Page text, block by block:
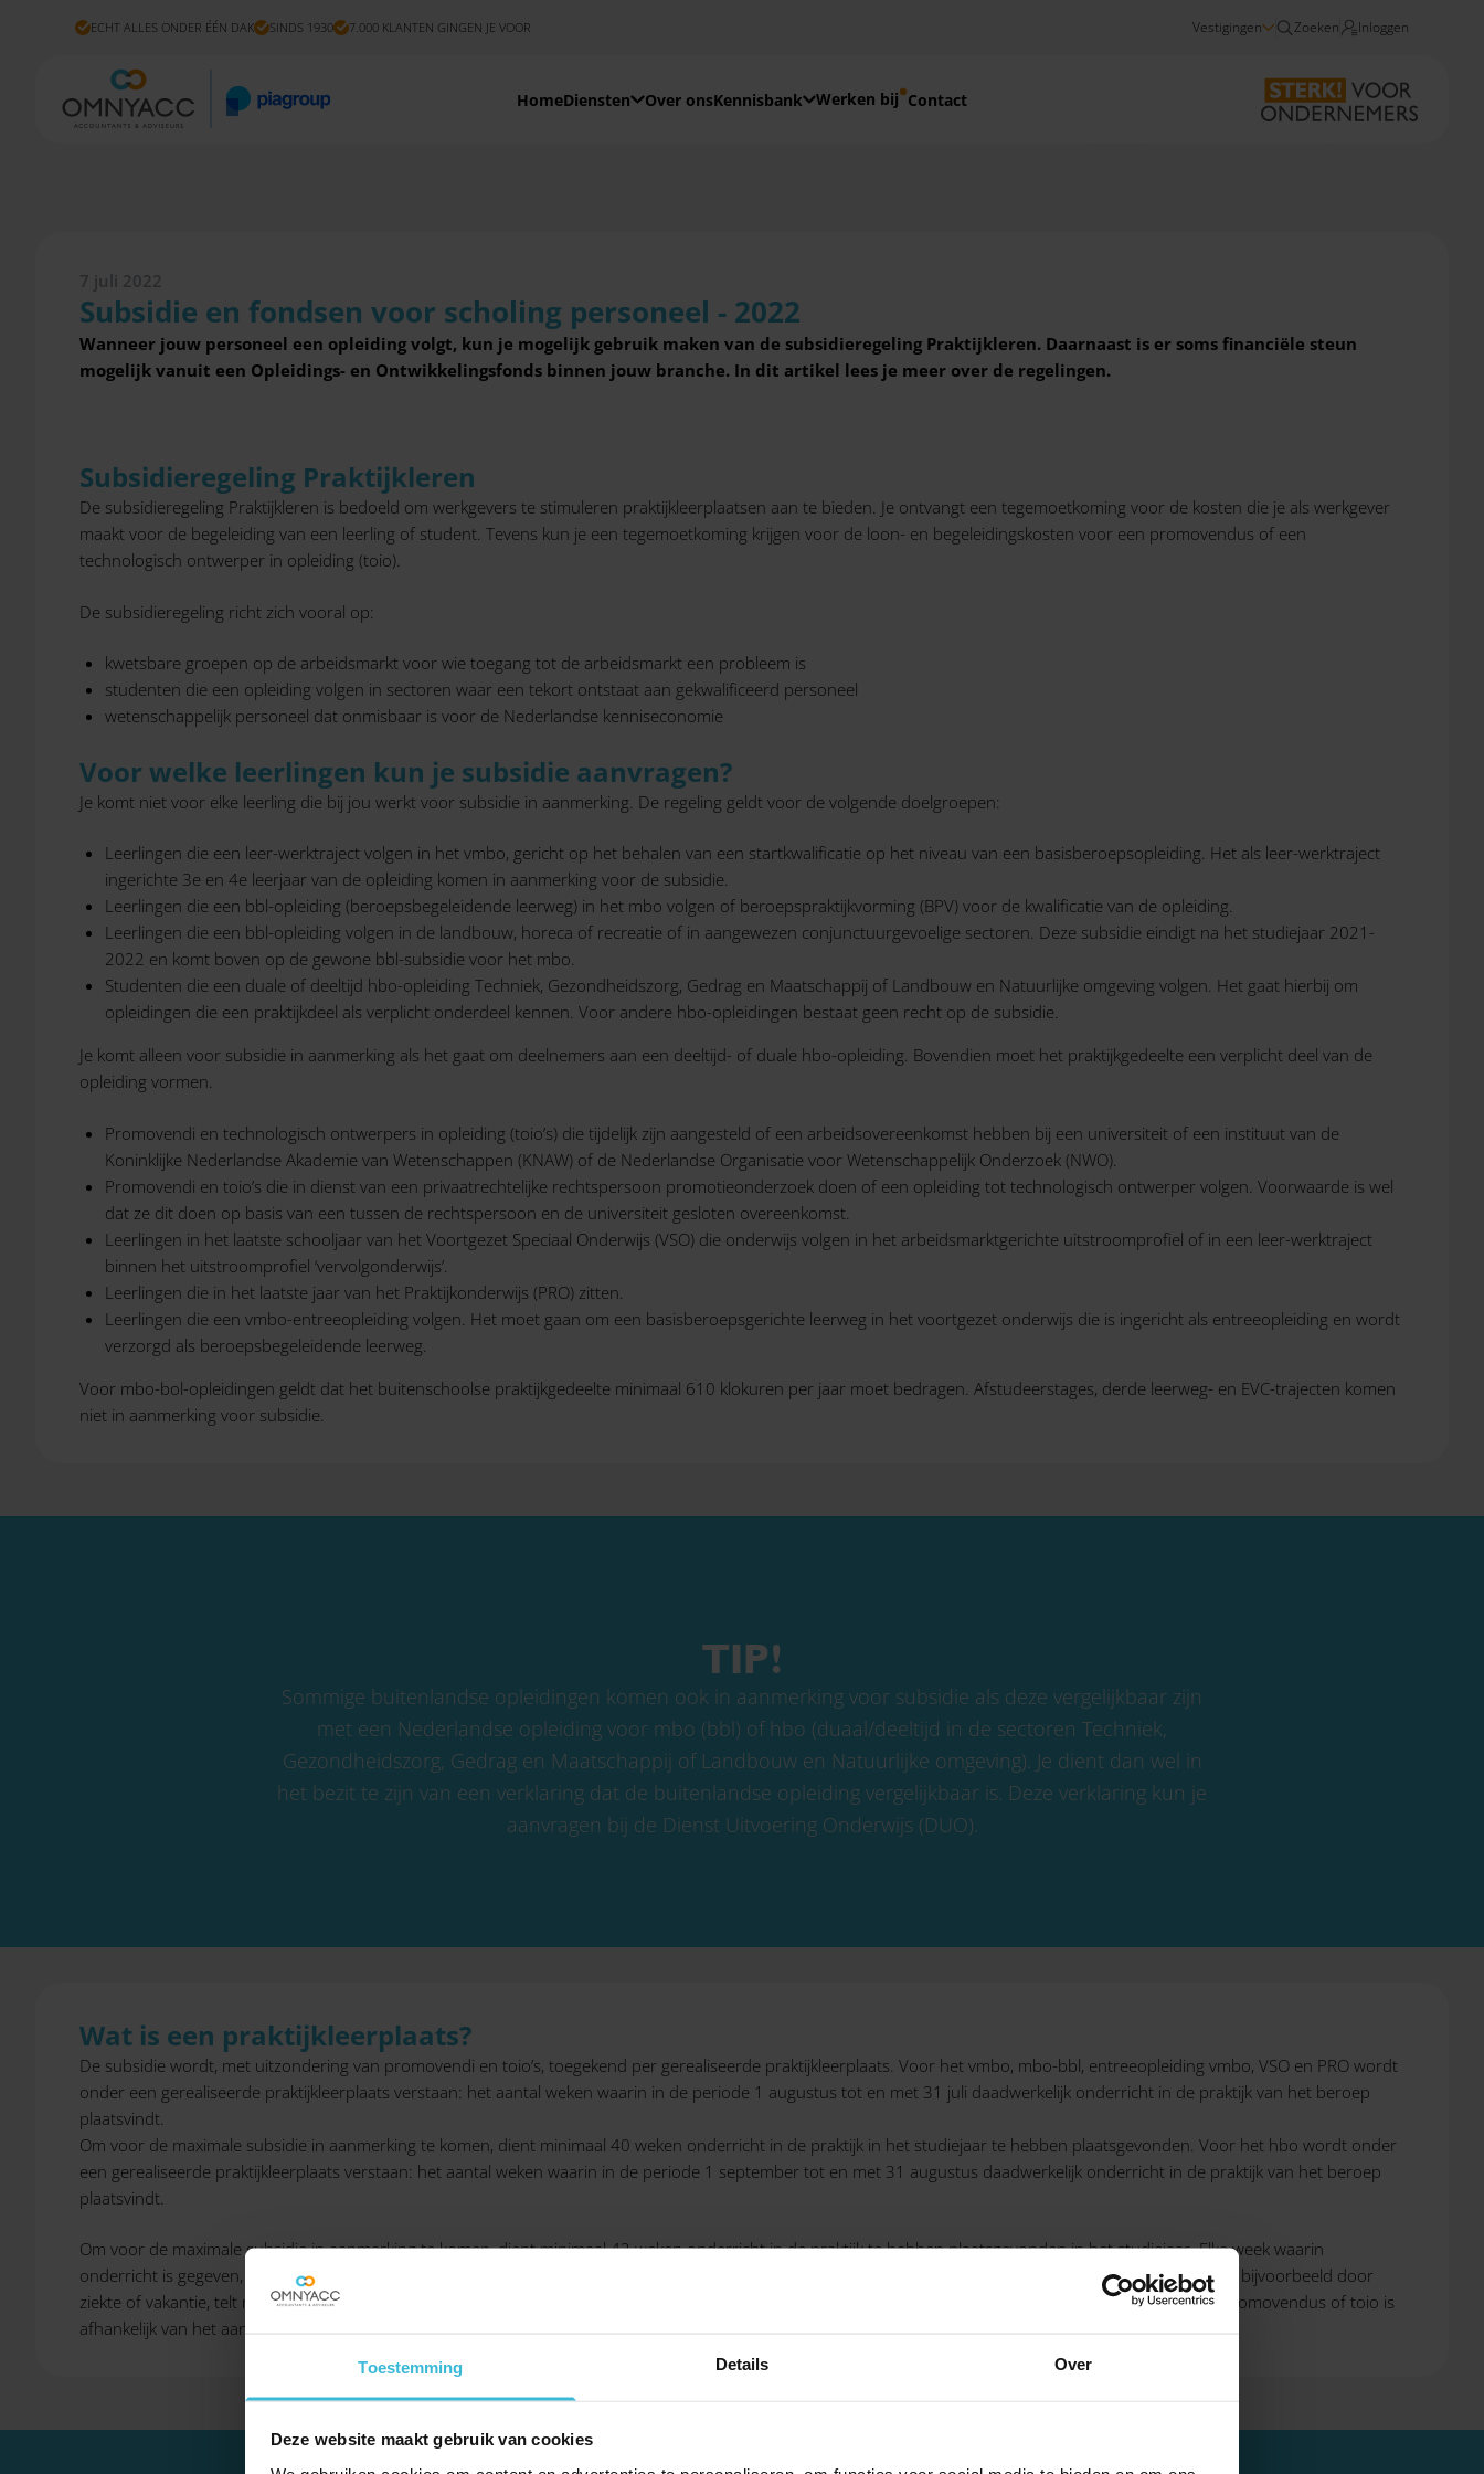
Toestemming Details Over
Deze website maakt gebruik van cookies
ECHT ALLES ONDER ÉÉN DAK SINDS 1930 7.000 KLANTEN GINGEN JE VOOR Vestigingen Zoeken Inloggen
HomeDiensten Over onsKennisbank Werken bij Contact
Subsidie en fondsen voor scholing personeel - 2022
7 juli 2022
Subsidie en fondsen voor scholing personeel - 2022
Wanneer jouw personeel een opleiding volgt, kun je mogelijk gebruik maken van de subsidieregeling Praktijkleren. Daarnaast is er soms financiële steun
mogelijk vanuit een Opleidings- en Ontwikkelingsfonds binnen jouw branche. In dit artikel lees je meer over de regelingen.
Subsidieregeling Praktijkleren
De subsidieregeling Praktijkleren is bedoeld om werkgevers te stimuleren praktijkleerplaatsen aan te bieden. Je ontvangt een tegemoetkoming voor de kosten die je als werkgever
maakt voor de begeleiding van een leerling of student. Tevens kun je een tegemoetkoming krijgen voor de loon- en begeleidingskosten voor een promovendus of een
technologisch ontwerper in opleiding (toio).
De subsidieregeling richt zich vooral op:
kwetsbare groepen op de arbeidsmarkt voor wie toegang tot de arbeidsmarkt een probleem is
studenten die een opleiding volgen in sectoren waar een tekort ontstaat aan gekwalificeerd personeel
wetenschappelijk personeel dat onmisbaar is voor de Nederlandse kenniseconomie
Voor welke leerlingen kun je subsidie aanvragen?
Je komt niet voor elke leerling die bij jou werkt voor subsidie in aanmerking. De regeling geldt voor de volgende doelgroepen:
Leerlingen die een leer-werktraject volgen in het vmbo, gericht op het behalen van een startkwalificatie op het niveau van een basisberoepsopleiding. Het als leer-werktraject
ingerichte 3e en 4e leerjaar van de opleiding komen in aanmerking voor de subsidie.
Leerlingen die een bbl-opleiding (beroepsbegeleidende leerweg) in het mbo volgen of beroepspraktijkvorming (BPV) voor de kwalificatie van de opleiding.
Leerlingen die een bbl-opleiding volgen in de landbouw, horeca of recreatie of in aangewezen conjunctuurgevoelige sectoren. Deze subsidie eindigt na het studiejaar 2021-
2022 en komt boven op de gewone bbl-subsidie voor het mbo.
Studenten die een duale of deeltijd hbo-opleiding Techniek, Gezondheidszorg, Gedrag en Maatschappij of Landbouw en Natuurlijke omgeving volgen. Het gaat hierbij om
opleidingen die een praktijkdeel als verplicht onderdeel kennen. Voor andere hbo-opleidingen bestaat geen recht op de subsidie.
Je komt alleen voor subsidie in aanmerking als het gaat om deelnemers aan een deeltijd- of duale hbo-opleiding. Bovendien moet het praktijkgedeelte een verplicht deel van de
opleiding vormen.
Promovendi en technologisch ontwerpers in opleiding (toio’s) die tijdelijk zijn aangesteld of een arbeidsovereenkomst hebben bij een universiteit of een instituut van de
Koninklijke Nederlandse Akademie van Wetenschappen (KNAW) of de Nederlandse Organisatie voor Wetenschappelijk Onderzoek (NWO).
Promovendi en toio’s die in dienst van een privaatrechtelijke rechtspersoon promotieonderzoek doen of een opleiding tot technologisch ontwerper volgen. Voorwaarde is wel
dat ze dit doen op basis van een tussen de rechtspersoon en de universiteit gesloten overeenkomst.
Leerlingen in het laatste schooljaar van het Voortgezet Speciaal Onderwijs (VSO) die onderwijs volgen in het arbeidsmarktgerichte uitstroomprofiel of in een leer-werktraject
binnen het uitstroomprofiel ‘vervolgonderwijs’.
Leerlingen die in het laatste jaar van het Praktijkonderwijs (PRO) zitten.
Leerlingen die een vmbo-entreeopleiding volgen. Het moet gaan om een basisberoepsgerichte leerweg in het voortgezet onderwijs die is ingericht als entreeopleiding en wordt
verzorgd als beroepsbegeleidende leerweg.
Voor mbo-bol-opleidingen geldt dat het buitenschoolse praktijkgedeelte minimaal 610 klokuren per jaar moet bedragen. Afstudeerstages, derde leerweg- en EVC-trajecten komen
niet in aanmerking voor subsidie.
TIP!
Sommige buitenlandse opleidingen komen ook in aanmerking voor subsidie als deze vergelijkbaar zijn
met een Nederlandse opleiding voor mbo (bbl) of hbo (duaal/deeltijd in de sectoren Techniek,
Gezondheidszorg, Gedrag en Maatschappij of Landbouw en Natuurlijke omgeving). Je dient dan wel in
het bezit te zijn van een verklaring dat de buitenlandse opleiding vergelijkbaar is. Deze verklaring kun je
aanvragen bij de Dienst Uitvoering Onderwijs (DUO).
Wat is een praktijkleerplaats?
De subsidie wordt, met uitzondering van promovendi en toio’s, toegekend per gerealiseerde praktijkleerplaats. Voor het vmbo, mbo-bbl, entreeopleiding vmbo, VSO en PRO wordt
onder een gerealiseerde praktijkleerplaats verstaan: het aantal weken waarin in de periode 1 augustus tot en met 31 juli daadwerkelijk onderricht in de praktijk van het beroep
plaatsvindt.
Om voor de maximale subsidie in aanmerking te komen, dient minimaal 40 weken onderricht in de praktijk in het studiejaar te hebben plaatsgevonden. Voor het hbo wordt onder
een gerealiseerde praktijkleerplaats verstaan: het aantal weken waarin in de periode 1 september tot en met 31 augustus daadwerkelijk onderricht in de praktijk van het beroep
plaatsvindt.
Om voor de maximale subsidie in aanmerking te komen, dient minimaal 42 weken onderricht in de praktijk te hebben plaatsgevonden in het studiejaar. Elke week waarin
onderricht is gegeven, telt mee. Het maakt hierbij niet uit op hoeveel dagen in die week begeleiding is gegeven. Een week waarin geen begeleiding is gegeven, bijvoorbeeld door
ziekte of vakantie, telt niet mee als gerealiseerde praktijkleerplaats. Het subsidiebedrag wordt dan naar rato verlaagd. De hoogte van de subsidie voor een promovendus of toio is
afhankelijk van het aantal maanden (maximaal 12) maal de arbeidsduur per week (maximaal 36) waarin de werkgever de loonkosten betaalt.